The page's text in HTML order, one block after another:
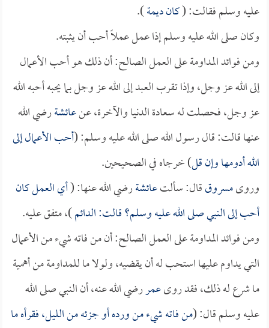
عليه وسلم فقالت: (كان ديمة).
وكان صلى الله عليه وسلم إذا عمل عملاً أحب أن يثبته.
ومن فوائد المداومة على العمل الصالح: أن ذلك هو أحب الأعمال
إلى الله عز وجل، وإذا تقرب العبد إلى الله عز وجل بما يحبه أحبه الله
عز وجل، فحصلت له سعادة الدنيا والآخرة، عنعائشةرضي الله
عنها قالت: قال رسول الله صلى الله عليه وسلم: (أحب الأعمال إلى
الله أدومها وإن قل) خرجاه في الصحيحين.
وروىمسروققال: سألتعائشةرضي الله عنها: (أي العمل كان
أحب إلى النبي صلى الله عليه وسلم؟ قالت: الدائم)، متفق عليه.
ومن فوائد المداومة على العمل الصالح: أن من فاته شيء من الأعمال
التي يداوم عليها استحب له أن يقضيه، ولولا ما للمداومة من أهمية
ما شرع له ذلك، فقد روىعمررضي الله عنه، أن النبي صلى الله
عليه وسلم قال: (من فاته شيء من ورده أو جزئه من الليل، فقرأه ما